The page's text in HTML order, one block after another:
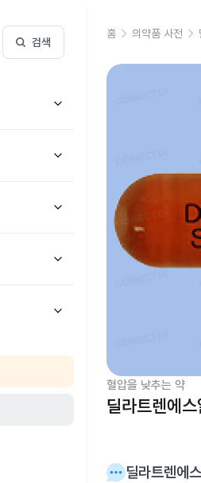
검색
홈 의약품 사전
혈압을 낮추는 약
딜라트렌에
딜라트렌에